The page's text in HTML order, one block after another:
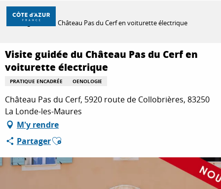
Aller
contenu
DÉCOUVRIR
À FAIRE
SÉJOURNER
Accueil
Visite guidée du Château Pas du Cerf en voiturette électrique
Visite guidée du Château Pas du Cerf en
voiturette électrique
PRATIQUE ENCADRÉE OENOLOGIE
Château Pas du Cerf, 5920 route de Collobrières, 83250
La Londe-les-Maures
M'y rendre
PartagerAjouter aux favoris